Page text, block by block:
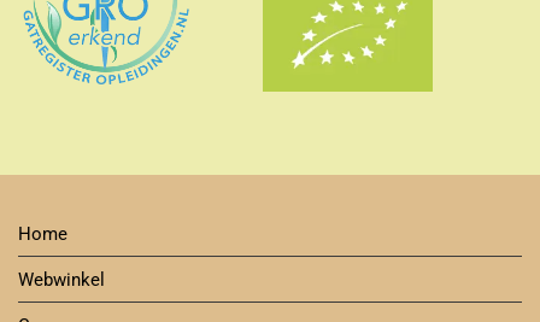
Home
Webwinkel